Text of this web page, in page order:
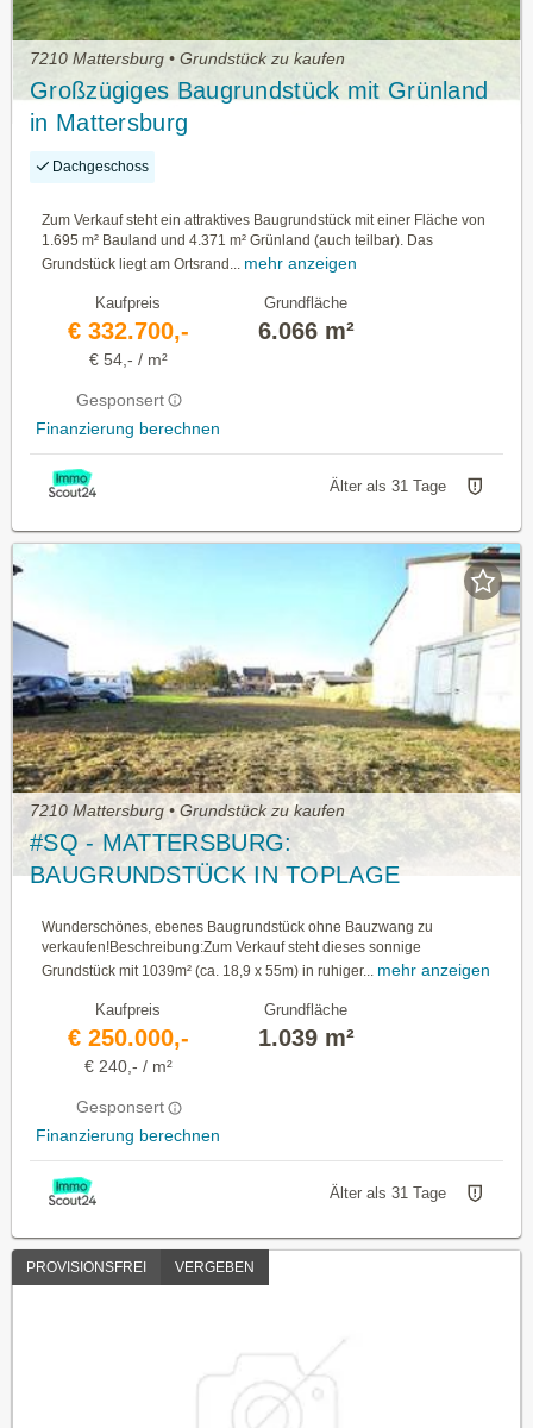
7210 Mattersburg • Grundstück zu kaufen
Großzügiges Baugrundstück mit Grünland
in Mattersburg
Dachgeschoss
Zum Verkauf steht ein attraktives Baugrundstück mit einer Fläche von
1.695 m² Bauland und 4.371 m² Grünland (auch teilbar). Das
Grundstück liegt am Ortsrand... mehr anzeigen
Kaufpreis
€ 332.700,-
€ 54,- / m²
Gesponsert
Finanzierung berechnen
Grundfläche
6.066 m²
Älter als 31 Tage
7210 Mattersburg • Grundstück zu kaufen
#SQ - MATTERSBURG:
BAUGRUNDSTÜCK IN TOPLAGE
Wunderschönes, ebenes Baugrundstück ohne Bauzwang zu
verkaufen!Beschreibung:Zum Verkauf steht dieses sonnige
Grundstück mit 1039m² (ca. 18,9 x 55m) in ruhiger... mehr anzeigen
Kaufpreis
€ 250.000,-
€ 240,- / m²
Gesponsert
Finanzierung berechnen
Grundfläche
1.039 m²
Älter als 31 Tage
PROVISIONSFREI VERGEBEN